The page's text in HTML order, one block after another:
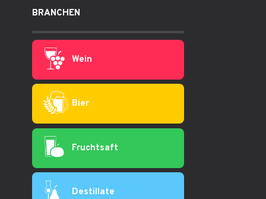
BRANCHEN
Wein
Bier
Fruchtsaft
Destillate